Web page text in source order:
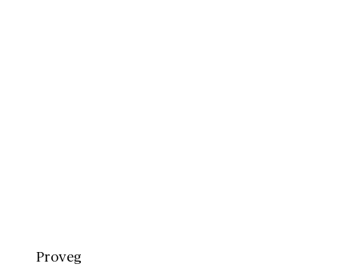
Proveg